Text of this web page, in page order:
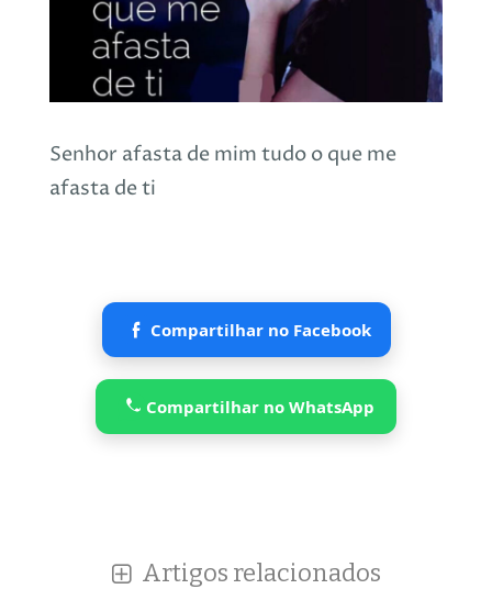
Senhor afasta de mim tudo o que me
afasta de ti
Compartilhar no Facebook
Compartilhar no WhatsApp
Artigos relacionados